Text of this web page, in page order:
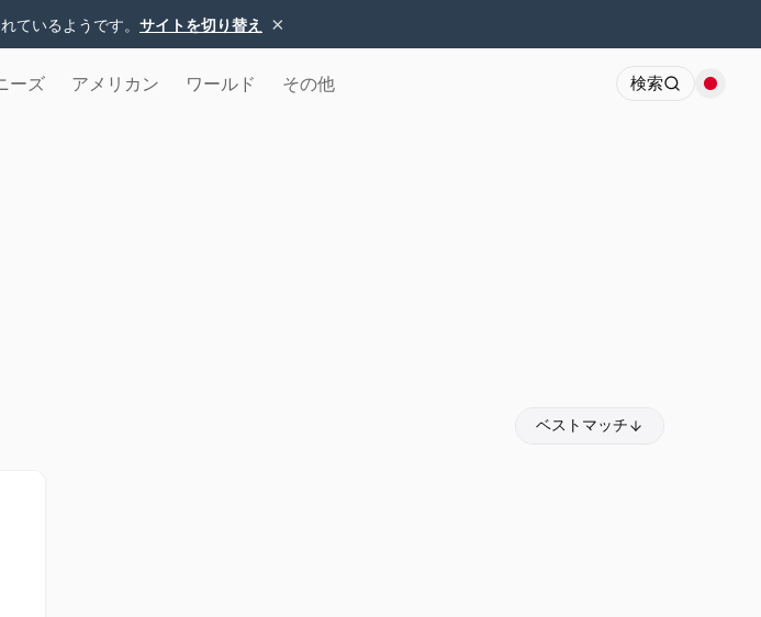
ているようです。 サイトを切り替え ×
ーズ アメリカン ワールド その他 検索
ベストマッチ